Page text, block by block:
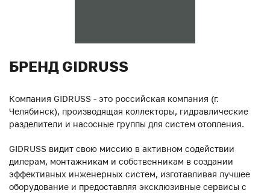
БРЕНД GIDRUSS
Компания GIDRUSS - это российская компания (г.
Челябинск), производящая коллекторы, гидравлические
разделители и насосные группы для систем отопления.
GIDRUSS видит свою миссию в активном содействии
дилерам, монтажникам и собственникам в создании
эффективных инженерных систем, изготавливая лучшее
оборудование и предоставляя эксклюзивные сервисы с